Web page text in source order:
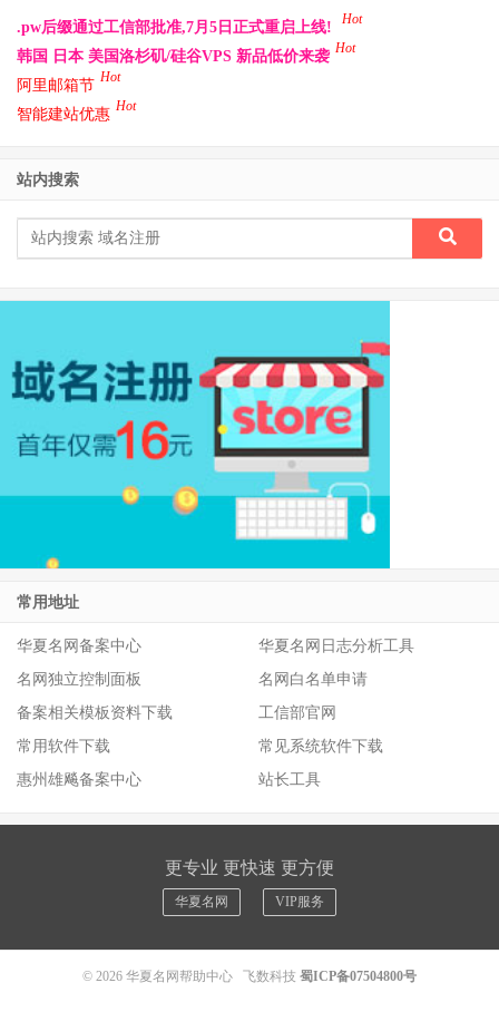
.pw后缀通过工信部批准,7月5日正式重启上线! Hot
韩国 日本 美国洛杉矶/硅谷VPS 新品低价来袭 Hot
阿里邮箱节 Hot
智能建站优惠 Hot
站内搜索
常用地址
华夏名网备案中心
华夏名网日志分析工具
名网独立控制面板
名网白名单申请
备案相关模板资料下载
工信部官网
常用软件下载
常见系统软件下载
惠州雄飚备案中心
站长工具
更专业 更快速 更方便
华夏名网 VIP服务
© 2026 华夏名网帮助中心 飞数科技 蜀ICP备07504800号